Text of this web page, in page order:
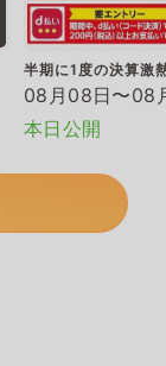
半期に1度の決算激
08月08日〜08
本日公開